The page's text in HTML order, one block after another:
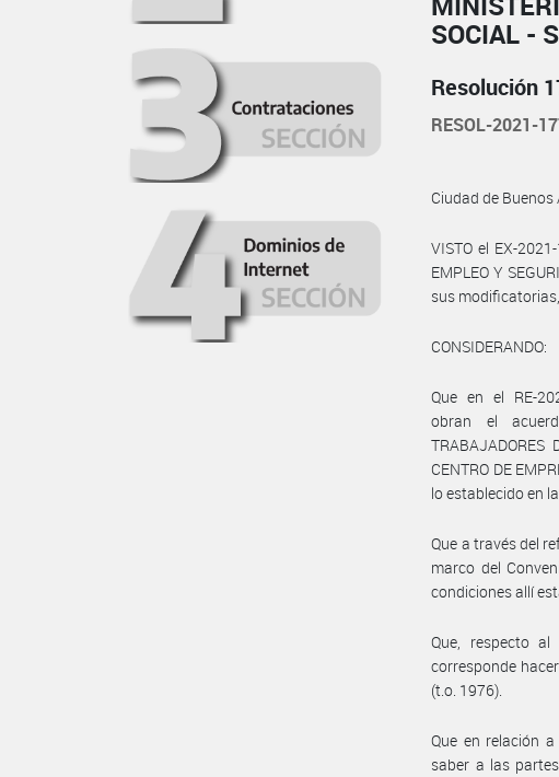
SOCIAL -
Resolución
RESOL-2021-
Ciudad de
VISTO el EX-
EMPLEO Y
sus
CONSIDERANDO:
Que en el RE-
obran el
CENTRO DE
lo establecido en
Que a través del
marco del
condiciones allí
Que, respecto
corresponde
(t.o. 1976).
Que en relación
saber a las